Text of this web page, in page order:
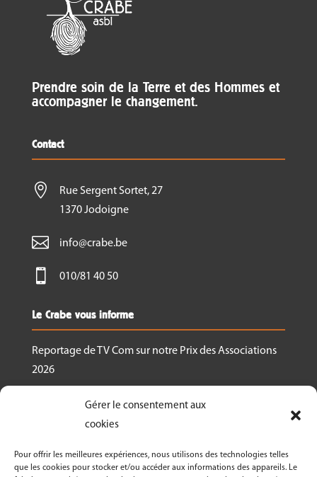
Gérer le consentement aux
cookies
Pour offrir les meilleures expériences, nous utilisons des technologies telles
que les cookies pour stocker et/ou accéder aux informations des appareils. Le
Prendre soin de la Terre et des Hommes et
accompagner le changement.
Contact

Rue Sergent Sortet, 27
1370 Jodoigne
 info@crabe.be
 010/81 40 50
Le Crabe vous informe
Reportage de TV Com sur notre Prix des Associations
2026
décernés par Canopea